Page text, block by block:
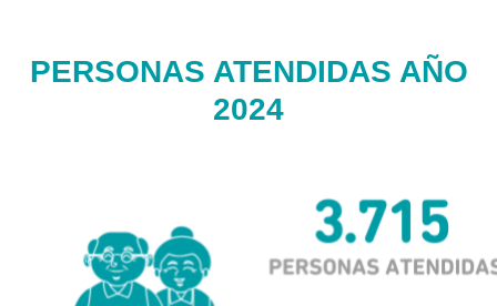
PERSONAS ATENDIDAS AÑO
2024